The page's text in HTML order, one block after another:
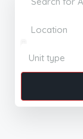
Unit type